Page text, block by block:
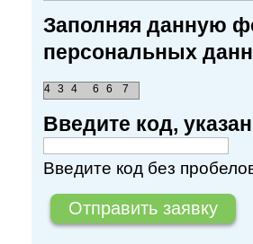
Заполняя данную
персональных
6 6 7
4 3 4
Введите код,
Введите код без